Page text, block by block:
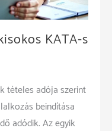
KATA-s
tételes adója szerint
beindítása
adódik. Az egyik